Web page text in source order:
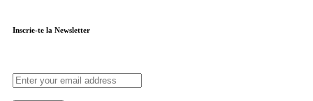
Inscrie-te la Newsletter